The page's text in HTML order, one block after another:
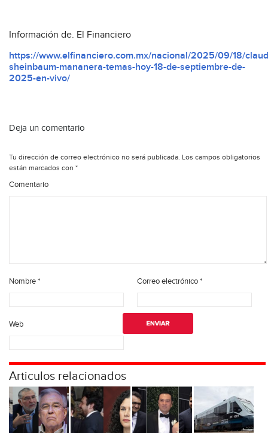
Información de. El Financiero
https://www.elfinanciero.com.mx/nacional/2025/09/18/
sheinbaum-mananera-temas-hoy-18-de-septiembre-de-
2025-en-vivo/
Deja un comentario
Tu dirección de correo electrónico no será publicada. Los campos obligatorios
están marcados con *
Comentario
Nombre* Correo electrónico*
Web
Articulos relacionados